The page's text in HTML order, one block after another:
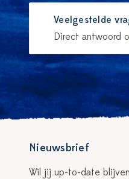
Veelgestelde
Direct antwoord
Nieuwsbrief
Wil jij up-to-date